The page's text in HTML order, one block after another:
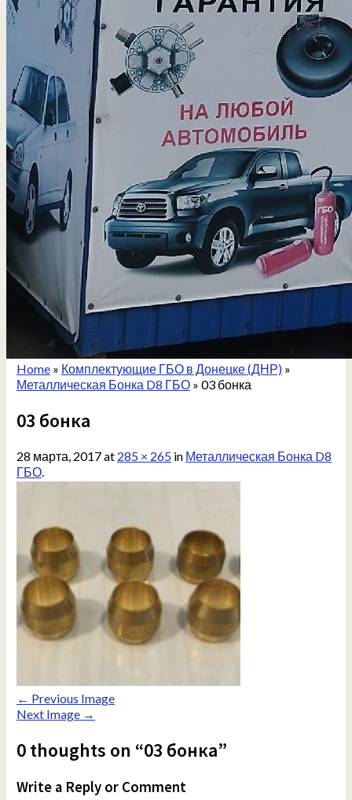
Home» Комплектующие ГБО в Донецке (ДНР)»
Металлическая Бонка D8 ГБО» 03 бонка
03 бонка
28 марта, 2017at 285 × 265in Металлическая Бонка D8
ГБО.
← Previous Image
Next Image →
0 thoughts on “03 бонка”
Write a Reply or Comment